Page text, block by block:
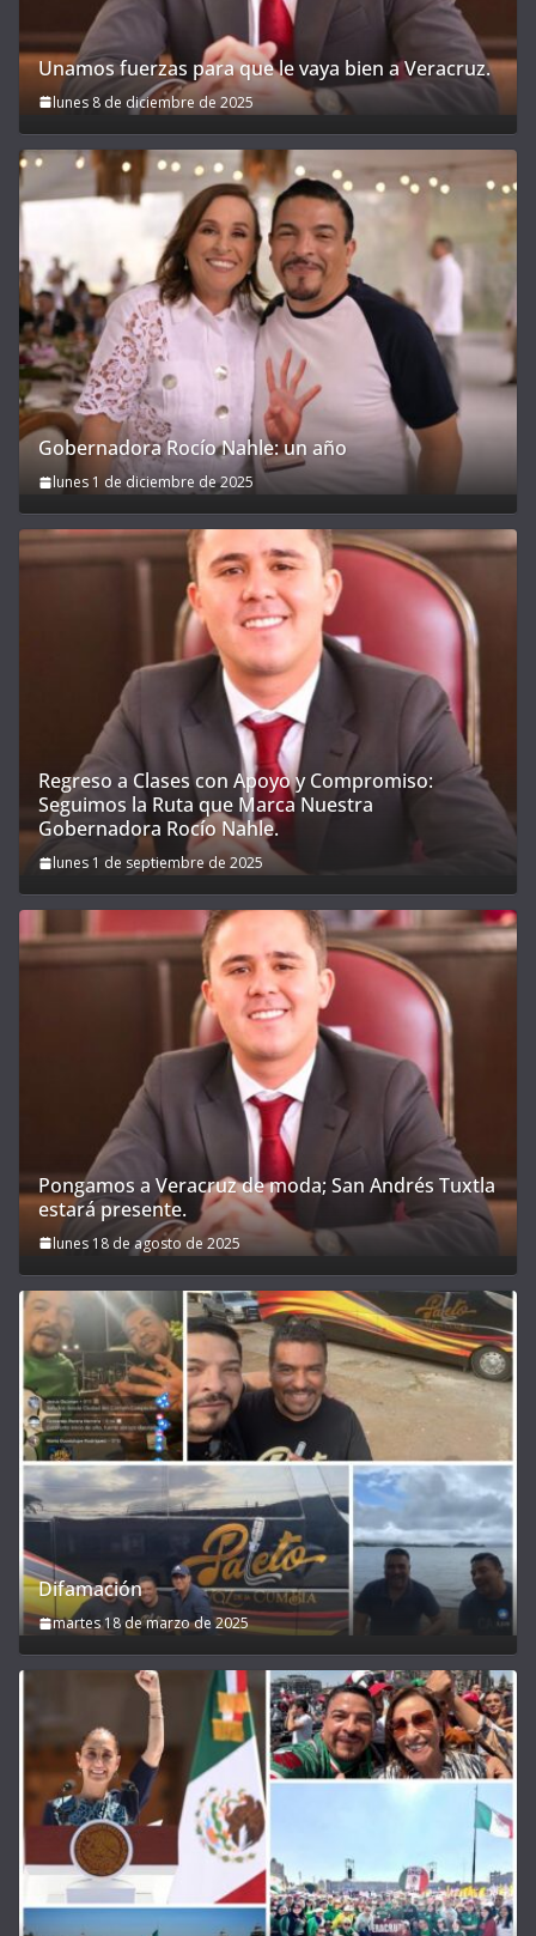
Unamos fuerzas para que le vaya bien a Veracruz.
lunes 8 de diciembre de 2025
Gobernadora Rocío Nahle: un año
lunes 1 de diciembre de 2025
Regreso a Clases con Apoyo y Compromiso:
Seguimos la Ruta que Marca Nuestra
Gobernadora Rocío Nahle.
lunes 1 de septiembre de 2025
Pongamos a Veracruz de moda; San Andrés Tuxtla
estará presente.
lunes 18 de agosto de 2025
Difamación
martes 18 de marzo de 2025